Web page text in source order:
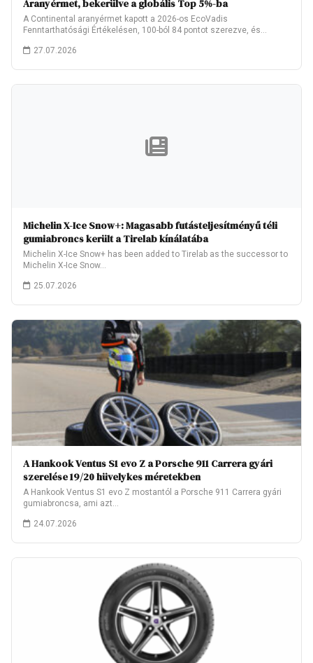
Aranyérmet, bekerülve a globális Top 5%-ba
A Continental aranyérmet kapott a 2026-os EcoVadis
Fenntarthatósági Értékelésen, 100-ból 84 pontot szerezve, és
27.07.2026
Michelin X-Ice Snow+: Magasabb futásteljesítményű téli
gumiabroncs került a Tirelab kínálatába
Michelin X-Ice Snow+ has been added to Tirelab as the successor to
Michelin X-Ice Snow…
25.07.2026
A Hankook Ventus S1 evo Z a Porsche 911 Carrera gyári
szerelése 19/20 hüvelykes méretekben
A Hankook Ventus S1 evo Z mostantól a Porsche 911 Carrera gyári
gumiabroncsa, ami azt…
24.07.2026